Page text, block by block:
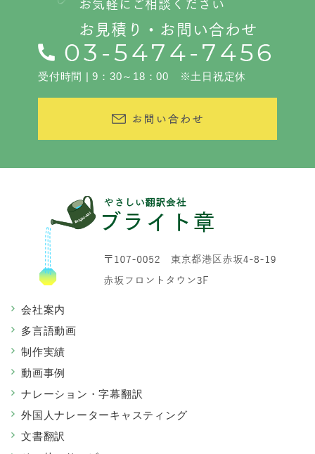
お見積り・お問い合わせ
受付時間 | 9：30～18：00 ※土日祝定休
会社案内
多言語動画
制作実績
動画事例
ナレーション・字幕翻訳
外国人ナレーターキャスティング
文書翻訳